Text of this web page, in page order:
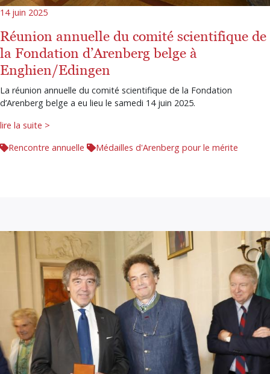
14 juin 2025
Réunion annuelle du comité scientifique de
la Fondation d’Arenberg belge à
Enghien/Edingen
La réunion annuelle du comité scientifique de la Fondation
d’Arenberg belge a eu lieu le samedi 14 juin 2025.
lire la suite >
Rencontre annuelle
Médailles d'Arenberg pour le mérite